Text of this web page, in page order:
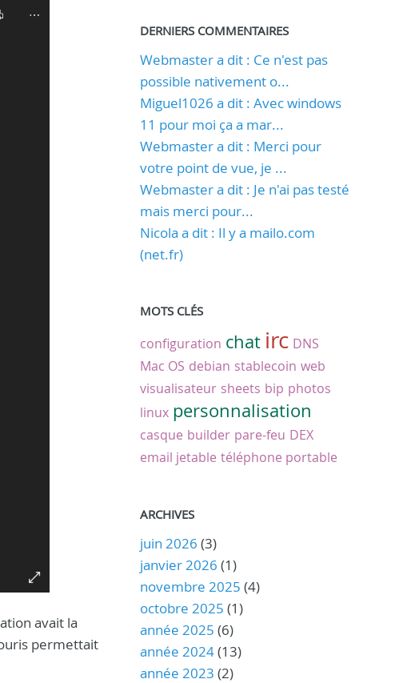
avait la
permettait
DERNIERS COMMENTAIRES
Webmaster a dit : Ce n'est pas
possible nativement o...
Miguel1026 a dit : Avec windows
11 pour moi ça a mar...
Webmaster a dit : Merci pour
votre point de vue, je ...
Webmaster a dit : Je n'ai pas testé
mais merci pour...
Nicola a dit : Il y a mailo.com
(net.fr)
MOTS CLÉS
configuration chat irc DNS
Mac OS debian stablecoin web
visualisateur sheets bip photos
linux personnalisation
casque builder pare-feu DEX
email jetable téléphone portable
ARCHIVES
juin 2026 (3)
janvier 2026 (1)
novembre 2025 (4)
octobre 2025 (1)
année 2025 (6)
année 2024(13)
année 2023 (2)